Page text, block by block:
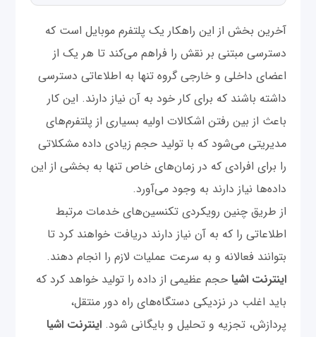
آخرین بخش از این راهکار یک پلتفرم موبایل است که
دسترسی مبتنی بر نقش را فراهم می‌کند تا هر یک از
اعضای داخلی و خارجی گروه تنها به اطلاعاتی دسترسی
داشته باشند که برای کار خود به آن نیاز دارند. این کار
باعث از بین رفتن اشکالات اولیه بسیاری از پلتفرم‌های
مدیریتی می‌شود که با تولید حجم زیادی داده مشکلاتی
را برای افرادی که در زمان‌های خاص تنها به بخشی از این
داده‌ها نیاز دارند به وجود می‌آورد.
از طریق چنین رویکردی تکنسین‌های خدمات مرتبط
اطلاعاتی را که به آن نیاز دارند دریافت خواهند کرد تا
بتوانند فعالانه و به سرعت عملیات لازم را انجام دهند.
اینترنت اشیاحجم عظیمی‌ از داده را توليد خواهد کرد که
باید اغلب در نزدیکی دستگاه‌های راه دور منتقل،
پردازش، تجزیه و تحلیل و بایگانی شود.اینترنت اشیا